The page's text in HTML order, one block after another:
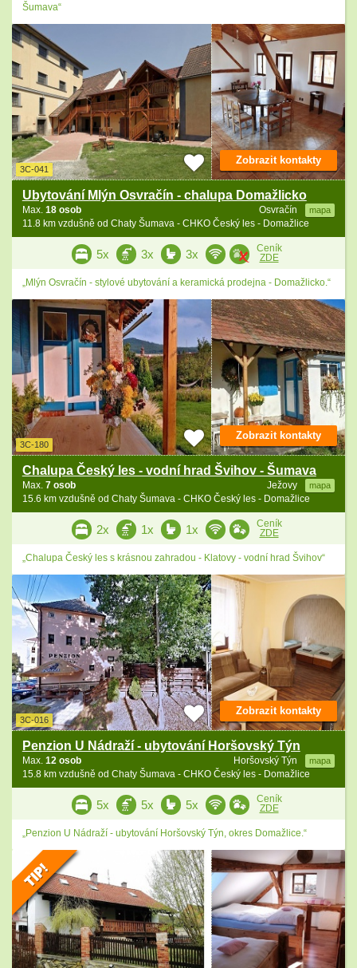
Šumava“
3C-041
Ubytování Mlýn Osvračín - chalupa Domažlicko
Osvračín mapa
Max. 18 osob
11.8 km vzdušně od Chaty Šumava - CHKO Český les - Domažlice
Zobrazit kontakty
5x 3x 3x
Ceník
ZDE
„Mlýn Osvračín - stylové ubytování a keramická prodejna - Domažlicko.“
3C-180
Chalupa Český les - vodní hrad Švihov - Šumava
Ježovy mapa
Max. 7 osob
15.6 km vzdušně od Chaty Šumava - CHKO Český les - Domažlice
Zobrazit kontakty
2x 1x 1x
Ceník
ZDE
„Chalupa Český les s krásnou zahradou - Klatovy - vodní hrad Švihov“
3C-016
Penzion U Nádraží - ubytování Horšovský Týn
Horšovský Týn mapa
Max. 12 osob
15.8 km vzdušně od Chaty Šumava - CHKO Český les - Domažlice
Zobrazit kontakty
5x 5x 5x
Ceník
ZDE
„Penzion U Nádraží - ubytování Horšovský Týn, okres Domažlice.“